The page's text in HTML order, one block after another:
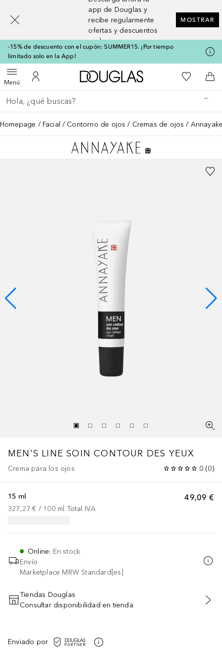
app de Douglas y
recibe regularmente
ofertas y descuentos
exclusivos
MOSTRAR
-15% de descuento con el cupón: SUMMER15. ¡Por tiempo
limitado solo en la App!
MenúAbrir menúMi cuenta
A Douglas HomeMi lista de
A
Regresar
Ejecutar búsqueda
Homepage Facial Contorno de ojos Cremas de ojos
MEN'S LINE SOIN CONTOUR DES YEUX
Crema para los ojos 0 (0)
49,09 €
15 ml
327,27 € / 100 ml Total IVA
Online: En stock
Envío
Marketplace MRW Standard[es]
AÑADIR AL CARRITO
Tiendas Douglas
Consultar disponibilidad en tienda
Enviado por
[navigation.slideout.screenreader]